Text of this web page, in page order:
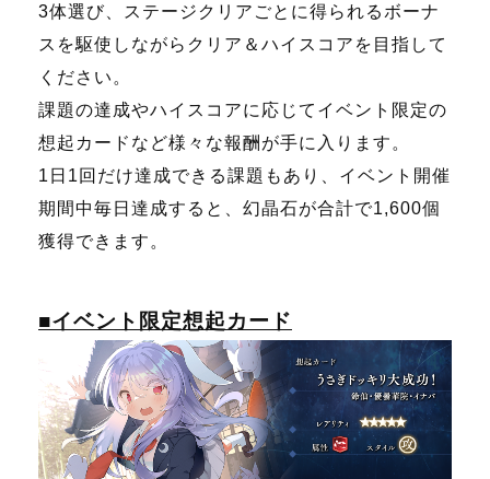
3体選び、ステージクリアごとに得られるボーナ
スを駆使しながらクリア＆ハイスコアを目指して
ください。
課題の達成やハイスコアに応じてイベント限定の
想起カードなど様々な報酬が手に入ります。
1日1回だけ達成できる課題もあり、イベント開催
期間中毎日達成すると、幻晶石が合計で1,600個
獲得できます。
■イベント限定想起カード